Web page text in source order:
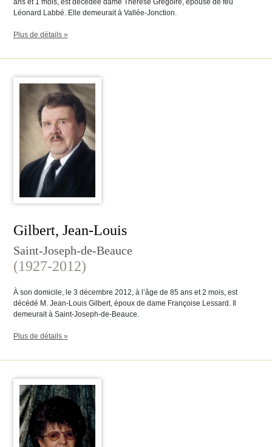
ans et 1 mois, est décédée dame Thérèse Grégoire, épouse de feu
Léonard Labbé. Elle demeurait à Vallée-Jonction.
Plus de détails »
Gilbert, Jean-Louis
Saint-Joseph-de-Beauce
(1927-2012)
À son domicile, le 3 décembre 2012, à l’âge de 85 ans et 2 mois, est
décédé M. Jean-Louis Gilbert, époux de dame Françoise Lessard. Il
demeurait à Saint-Joseph-de-Beauce.
Plus de détails »